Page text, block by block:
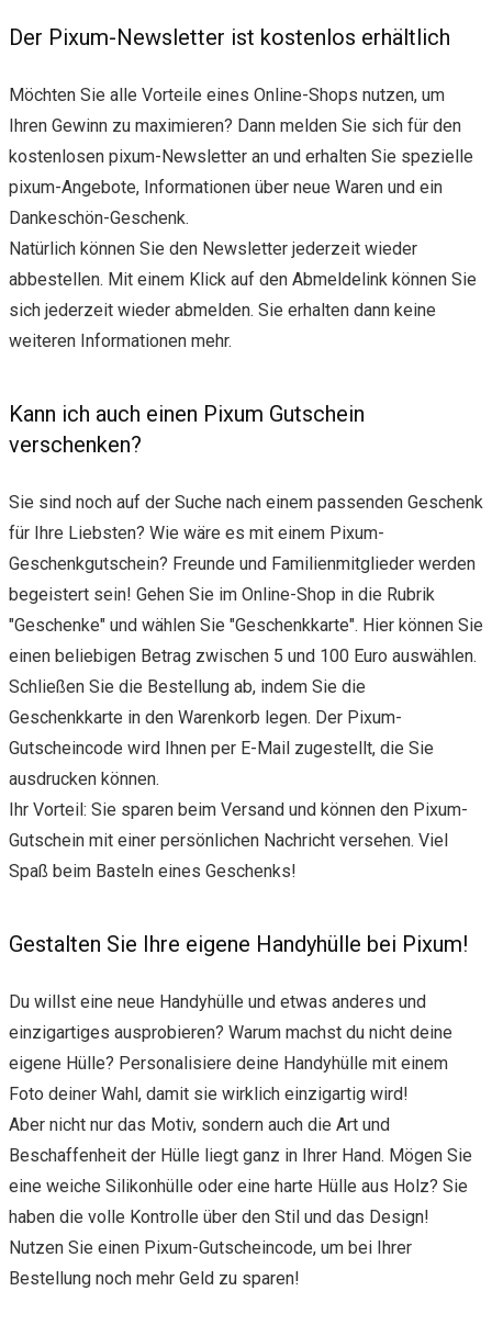
Der Pixum-Newsletter ist kostenlos erhältlich
Möchten Sie alle Vorteile eines Online-Shops nutzen, um
Ihren Gewinn zu maximieren? Dann melden Sie sich für den
kostenlosen pixum-Newsletter an und erhalten Sie spezielle
pixum-Angebote, Informationen über neue Waren und ein
Dankeschön-Geschenk.
Natürlich können Sie den Newsletter jederzeit wieder
abbestellen. Mit einem Klick auf den Abmeldelink können Sie
sich jederzeit wieder abmelden. Sie erhalten dann keine
weiteren Informationen mehr.
Kann ich auch einen Pixum Gutschein
verschenken?
Sie sind noch auf der Suche nach einem passenden Geschenk
für Ihre Liebsten? Wie wäre es mit einem Pixum-
Geschenkgutschein? Freunde und Familienmitglieder werden
begeistert sein! Gehen Sie im Online-Shop in die Rubrik
"Geschenke" und wählen Sie "Geschenkkarte". Hier können Sie
einen beliebigen Betrag zwischen 5 und 100 Euro auswählen.
Schließen Sie die Bestellung ab, indem Sie die
Geschenkkarte in den Warenkorb legen. Der Pixum-
Gutscheincode wird Ihnen per E-Mail zugestellt, die Sie
ausdrucken können.
Ihr Vorteil: Sie sparen beim Versand und können den Pixum-
Gutschein mit einer persönlichen Nachricht versehen. Viel
Spaß beim Basteln eines Geschenks!
Gestalten Sie Ihre eigene Handyhülle bei Pixum!
Du willst eine neue Handyhülle und etwas anderes und
einzigartiges ausprobieren? Warum machst du nicht deine
eigene Hülle? Personalisiere deine Handyhülle mit einem
Foto deiner Wahl, damit sie wirklich einzigartig wird!
Aber nicht nur das Motiv, sondern auch die Art und
Beschaffenheit der Hülle liegt ganz in Ihrer Hand. Mögen Sie
eine weiche Silikonhülle oder eine harte Hülle aus Holz? Sie
haben die volle Kontrolle über den Stil und das Design!
Nutzen Sie einen Pixum-Gutscheincode, um bei Ihrer
Bestellung noch mehr Geld zu sparen!